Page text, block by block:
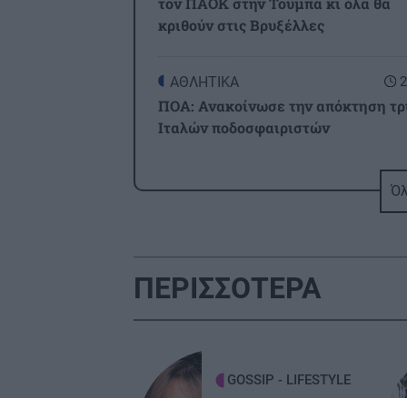
κριθούν στις Βρυξέλλες
ΑΘΛΗΤΙΚΑ
ΠΟΑ: Ανακοίνωσε την απόκτηση
Ιταλών ποδοσφαιριστών
διέλυσε 3-0 την Μακάμπι Τελ Αβίβ
ετοιμάζεται για ΟΦΗ (βίντεο)
ΠΕΡΙΣΣΟΤΕΡΑ
GOSSIP - LIFESTYLE